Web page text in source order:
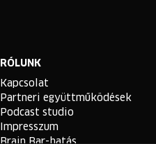
RÓLUNK
Kapcsolat
Partneri együttműködések
Podcast studio
Impresszum
Brain Bar-hatás